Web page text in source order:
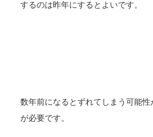
するのは昨年にするとよいです。
数年前になるとずれてしまう可能性
が必要です。